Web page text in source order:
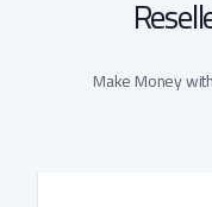
Make Money